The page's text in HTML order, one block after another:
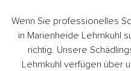
Wenn Sie professionelles
in Marienheide Lehmkuhl
richtig. Unsere
Lehmkuhl verfügen über